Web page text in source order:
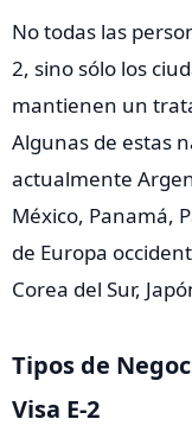
No todas las
2, sino sólo los
mantienen un
Algunas de estas
actualmente
México, Panamá,
de Europa
Corea del Sur,
Tipos de
Visa E-2